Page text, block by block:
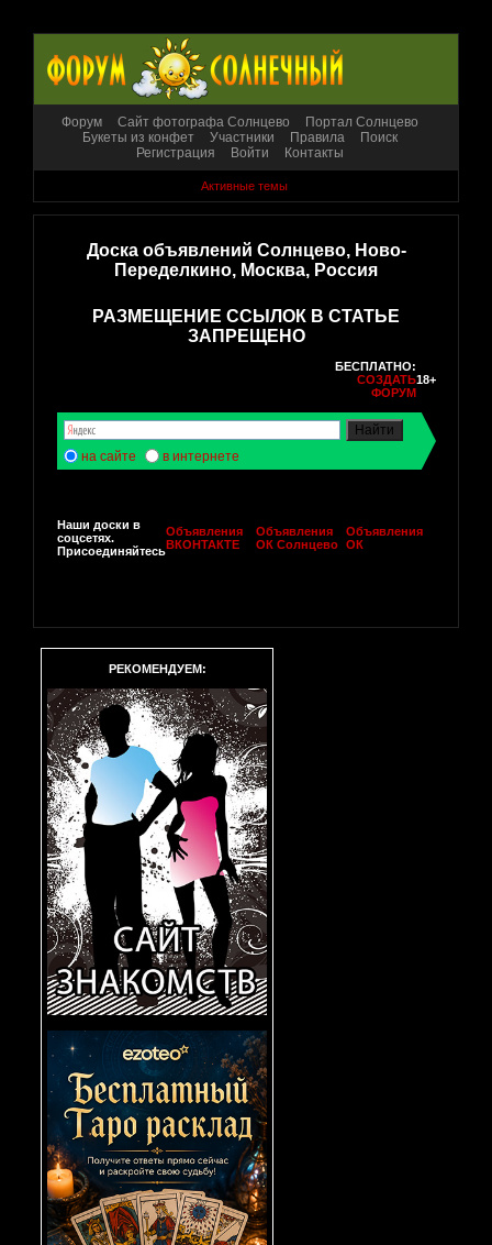
Форум Сайт фотографа Солнцево
Портал Солнцево
Букеты из конфет
Участники Правила
Поиск
Регистрация
Войти Контакты
Активные темы
Доска объявлений Солнцево, Ново-
Переделкино, Москва, Россия
РАЗМЕЩЕНИЕ ССЫЛОК В СТАТЬЕ
ЗАПРЕЩЕНО
БЕСПЛАТНО:
СОЗДАТЬ
ФОРУМ
18+
на сайте в интернете
Наши доски в
соцсетях.
Присоединяйтесь
Объявления
ВКОНТАКТЕ
Объявления
ОК Солнцево
Объявления
ОК
РЕКОМЕНДУЕМ: